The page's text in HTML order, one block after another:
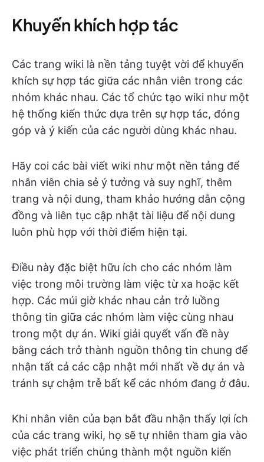
Khuyến khích hợp tác
Các trang wiki là nền tảng tuyệt vời để khuyến
khích sự hợp tác giữa các nhân viên trong các
nhóm khác nhau. Các tổ chức tạo wiki như một
hệ thống kiến thức dựa trên sự hợp tác, đóng
góp và ý kiến của các người dùng khác nhau.
Hãy coi các bài viết wiki như một nền tảng để
nhân viên chia sẻ ý tưởng và suy nghĩ, thêm
trang và nội dung, tham khảo hướng dẫn cộng
đồng và liên tục cập nhật tài liệu để nội dung
luôn phù hợp với thời điểm hiện tại.
Điều này đặc biệt hữu ích cho các nhóm làm
việc trong môi trường làm việc từ xa hoặc kết
hợp. Các múi giờ khác nhau cản trở luồng
thông tin giữa các nhóm làm việc cùng nhau
trong một dự án. Wiki giải quyết vấn đề này
bằng cách trở thành nguồn thông tin chung để
nhận tất cả các cập nhật mới nhất về dự án và
tránh sự chậm trễ bất kể các nhóm đang ở đâu.
Khi nhân viên của bạn bắt đầu nhận thấy lợi ích
của các trang wiki, họ sẽ tự nhiên tham gia vào
việc phát triển chúng thành một nguồn kiến